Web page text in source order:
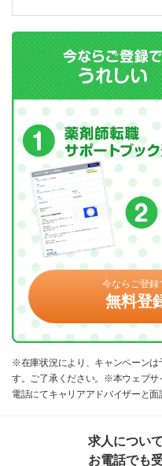
今ならご登録
無料登
※在庫状況により、キャンペーンは
す。ご了承ください。※本ウェブサ
電話にてキャリアアドバイザーと面
求人につい
お電話でも